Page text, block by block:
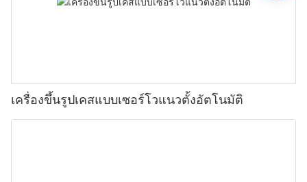
เครื่องขึ้นรูปเคสแบบเซอร์โวแนวตั้งอัตโนมัติ